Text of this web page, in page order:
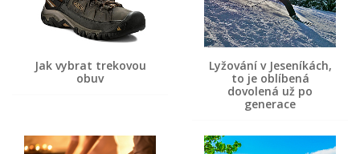
Jak vybrat trekovou
obuv
Lyžování v Jeseníkách,
to je oblíbená
dovolená už po
generace